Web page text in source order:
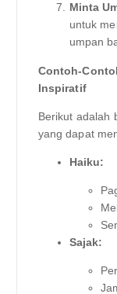
Minta
untuk
umpan
Contoh-
Inspiratif
Berikut adalah
yang dapat
Haiku:
Sajak: